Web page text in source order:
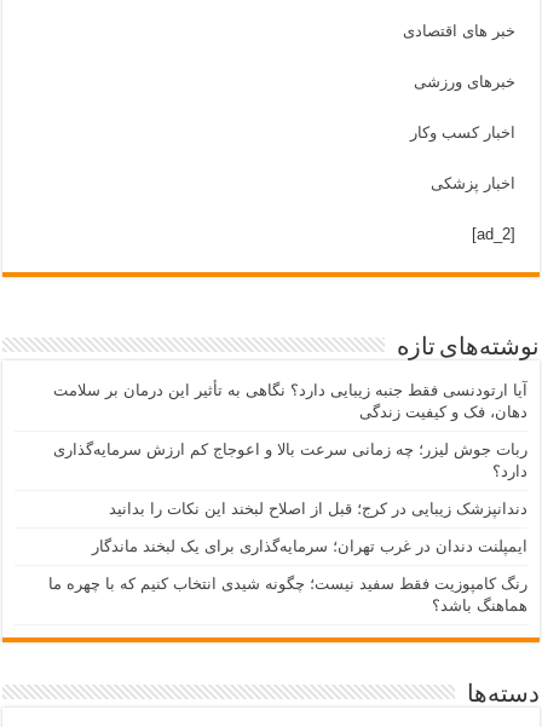
خبر های اقتصادی
خبرهای ورزشی
اخبار کسب وکار
اخبار پزشکی
[ad_2]
نوشته‌های تازه
آیا ارتودنسی فقط جنبه زیبایی دارد؟ نگاهی به تأثیر این درمان بر سلامت
دهان، فک و کیفیت زندگی
ربات جوش لیزر؛ چه زمانی سرعت بالا و اعوجاج کم ارزش سرمایه‌گذاری
دارد؟
دندانپزشک زیبایی در کرج؛ قبل از اصلاح لبخند این نکات را بدانید
ایمپلنت دندان در غرب تهران؛ سرمایه‌گذاری برای یک لبخند ماندگار
رنگ کامپوزیت فقط سفید نیست؛ چگونه شیدی انتخاب کنیم که با چهره ما
هماهنگ باشد؟
دسته‌ها